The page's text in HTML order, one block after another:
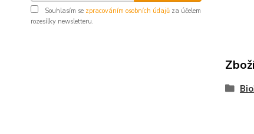
Souhlasím se zpracováním osobních údajů za účelem
rozesílky newsletteru.